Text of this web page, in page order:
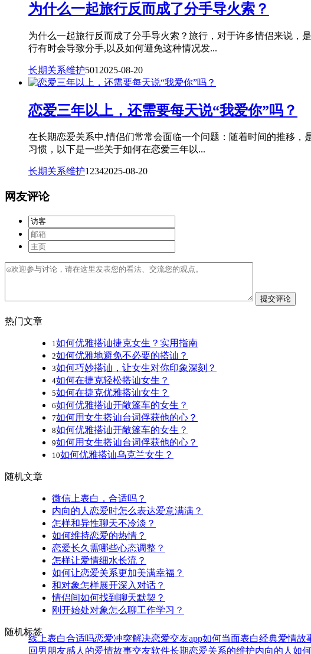
为什么一起旅行反而成了分手导火索？
为什么一起旅行反而成了分手导火索？旅行，对于许多情侣来说，
行有时会导致分手,以及如何避免这种情况发...
长期关系维护501 2025-08-20
恋爱三年以上，还需要每天说“我爱你”吗？
在长期恋爱关系中,情侣们常常会面临一个问题：随着时间的推移
习惯，以下是一些关于如何在恋爱三年以...
长期关系维护12342025-08-20
网友评论
提交评论
热门文章
1 如何优雅搭讪捷克女生？实用指南
2如何优雅地避免不必要的搭讪？
3如何巧妙搭讪，让女生对你印象深刻？
4如何在捷克轻松搭讪女生？
5如何在捷克优雅搭讪女生？
6如何优雅搭讪开敞篷车的女生？
7如何用女生搭讪台词俘获他的心？
8如何优雅搭讪开敞篷车的女生？
9如何用女生搭讪台词俘获他的心？
10如何优雅搭讪乌克兰女生？
随机文章
微信上表白，合适吗？
内向的人恋爱时怎么表达爱意满满？
怎样和异性聊天不冷淡？
如何维持恋爱的热情？
恋爱长久需哪些心态调整？
怎样让爱情细水长流？
如何让恋爱关系更加美满幸福？
和对象怎样展开深入对话？
情侣间如何找到聊天默契？
刚开始处对象怎么聊工作学习？
随机标签
线上表白合适吗恋爱冲突解决恋爱交友app如何当面表白经典爱情故
回男朋友感人的爱情故事交友软件长期恋爱关系的维护内向的人如